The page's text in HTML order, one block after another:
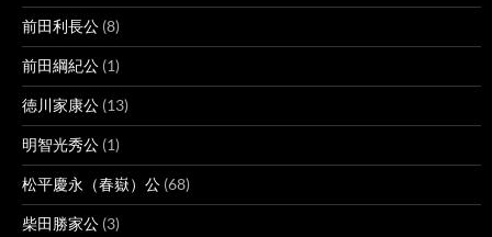
前田利長公 (8)
前田綱紀公 (1)
徳川家康公 (13)
明智光秀公 (1)
松平慶永（春嶽）公 (68)
柴田勝家公 (3)